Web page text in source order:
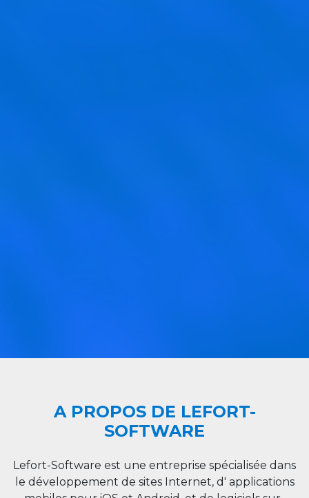
A PROPOS DE LEFORT-
SOFTWARE
Lefort-Software est une entreprise spécialisée dans
le développement de sites Internet, d' applications